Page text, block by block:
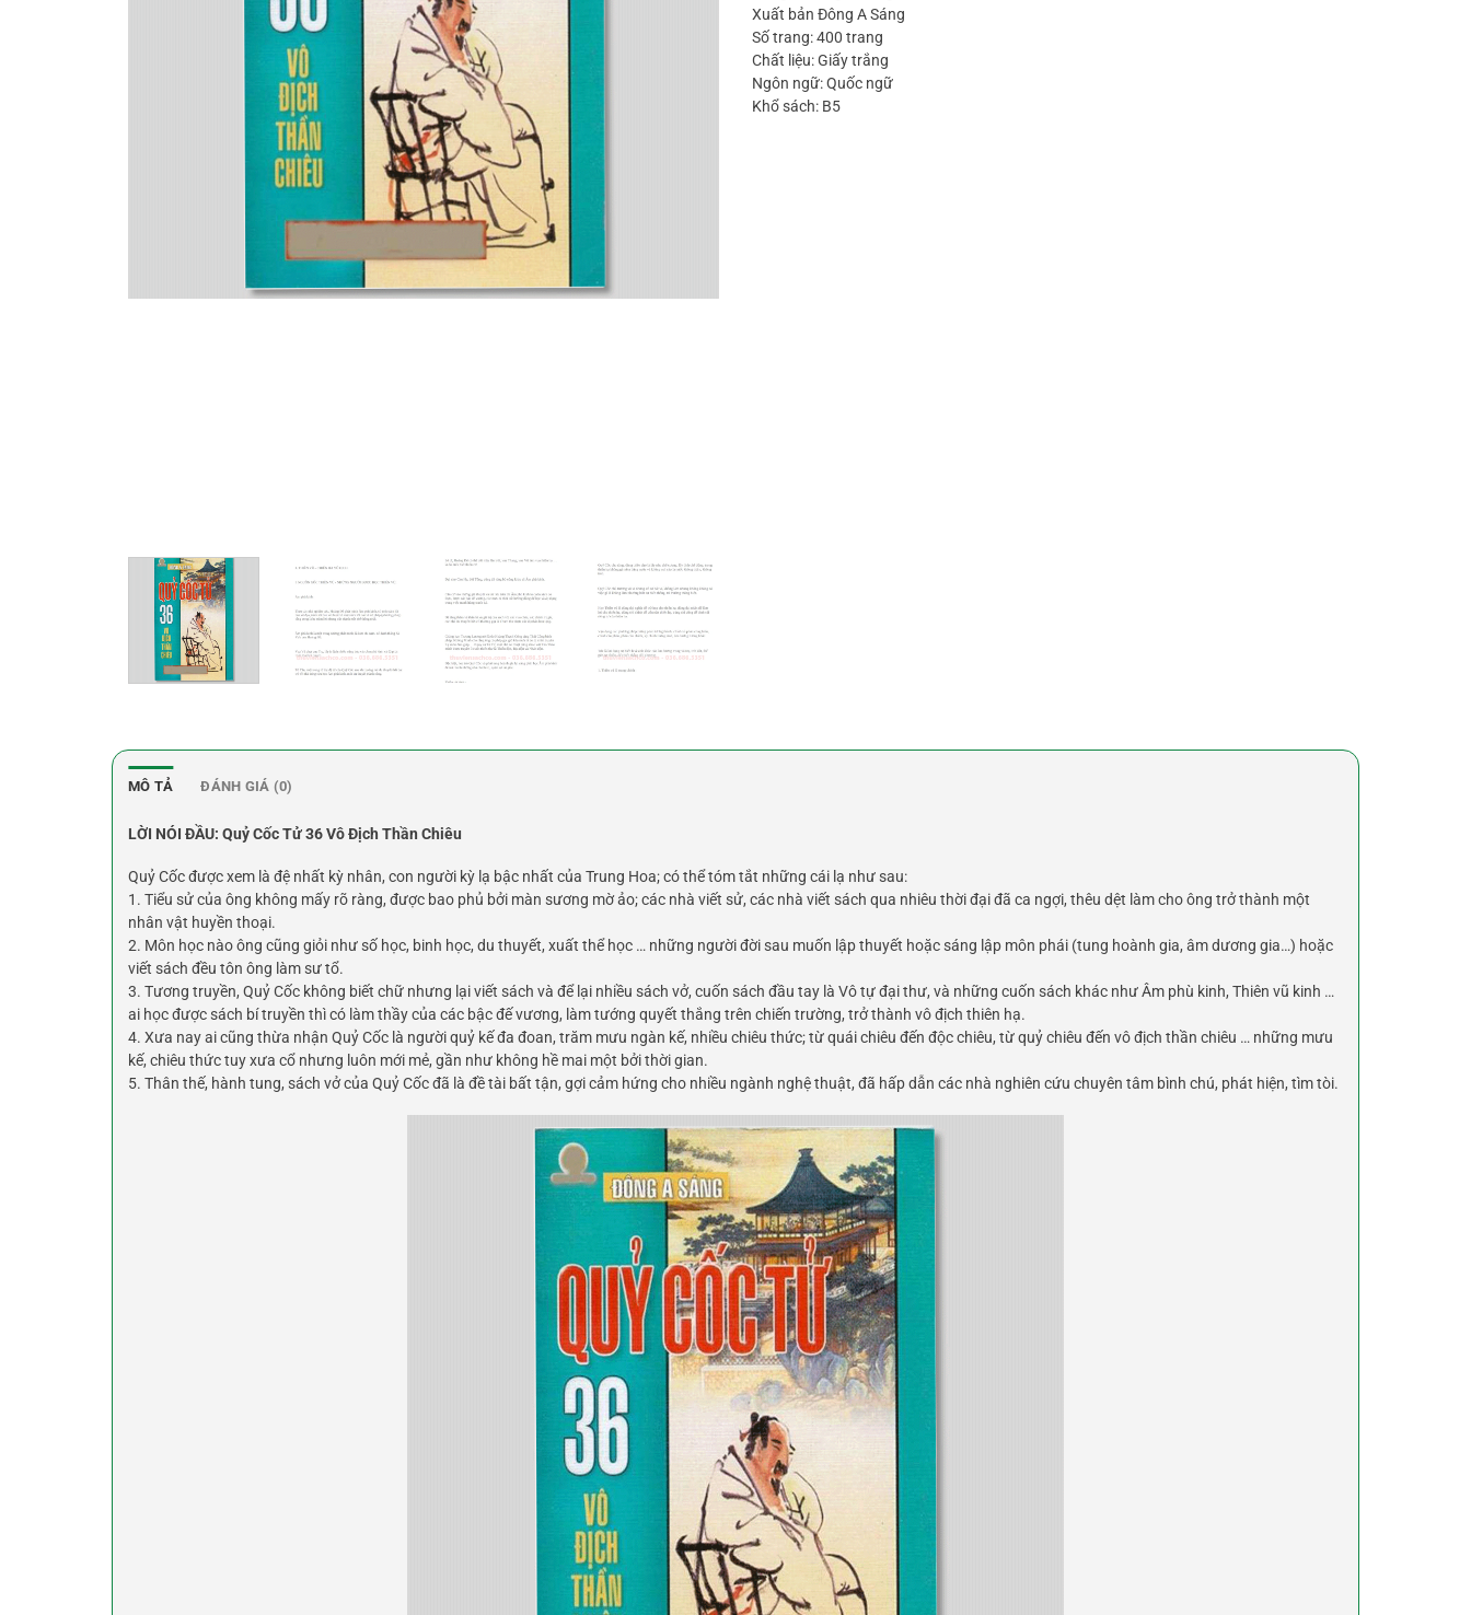
Xuất bản Đông A Sáng
Số trang: 400 trang
Chất liệu: Giấy trắng
Ngôn ngữ: Quốc ngữ
Khổ sách: B5
MÔ TẢ ĐÁNH GIÁ (0)
LỜI NÓI ĐẦU: Quỷ Cốc Tử 36 Vô Địch Thần Chiêu
Quỷ Cốc được xem là đệ nhất kỳ nhân, con người kỳ lạ bậc nhất của Trung Hoa; có thể tóm tắt những cái lạ như sau:
1. Tiểu sử của ông không mấy rõ ràng, được bao phủ bởi màn sương mờ ảo; các nhà viết sử, các nhà viết sách qua nhiêu thời đại đã ca ngợi, thêu dệt làm cho ông trở thành một
nhân vật huyền thoại.
2. Môn học nào ông cũng giỏi như số học, binh học, du thuyết, xuất thể học … những người đời sau muốn lập thuyết hoặc sáng lập môn phái (tung hoành gia, âm dương gia…) hoặc
viết sách đều tôn ông làm sư tổ.
3. Tương truyền, Quỷ Cốc không biết chữ nhưng lại viết sách và để lại nhiều sách vở, cuốn sách đầu tay là Vô tự đại thư, và những cuốn sách khác như Âm phù kinh, Thiên vũ kinh …
ai học được sách bí truyền thì có làm thầy của các bậc đế vương, làm tướng quyết thắng trên chiến trường, trở thành vô địch thiên hạ.
4. Xưa nay ai cũng thừa nhận Quỷ Cốc là người quỷ kế đa đoan, trăm mưu ngàn kế, nhiều chiêu thức; từ quái chiêu đến độc chiêu, từ quỷ chiêu đến vô địch thần chiêu … những mưu
kế, chiêu thức tuy xưa cổ nhưng luôn mới mẻ, gần như không hề mai một bởi thời gian.
5. Thân thế, hành tung, sách vở của Quỷ Cốc đã là đề tài bất tận, gợi cảm hứng cho nhiều ngành nghệ thuật, đã hấp dẫn các nhà nghiên cứu chuyên tâm bình chú, phát hiện, tìm tòi.